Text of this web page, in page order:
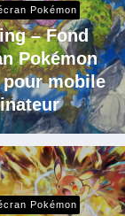
Pokémon
– Fond
Pokémon
pour mobile
Pokémon